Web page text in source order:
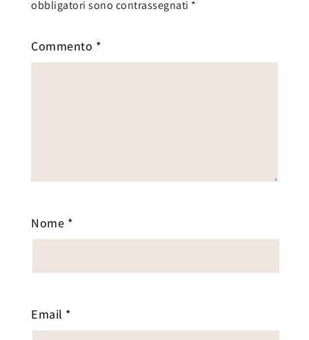
obbligatori sono contrassegnati *
Commento *
Nome *
Email *